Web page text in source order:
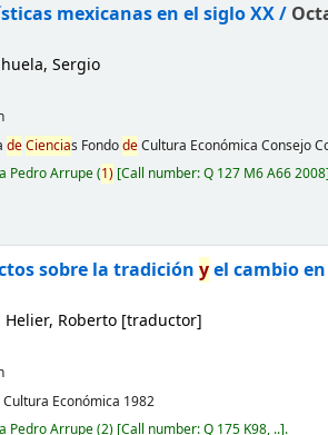
mexicanas en el siglo XX /
Sergio
deCiencias FondodeCultura Económica Consejo
Pedro Arrupe(1) Call number:Q 127 M6 A66 2008
sobre la tradición yel cambio
Helier, Roberto[traductor]
Cultura Económica 1982
Pedro Arrupe(2) Call number:Q 175 K98, .. .